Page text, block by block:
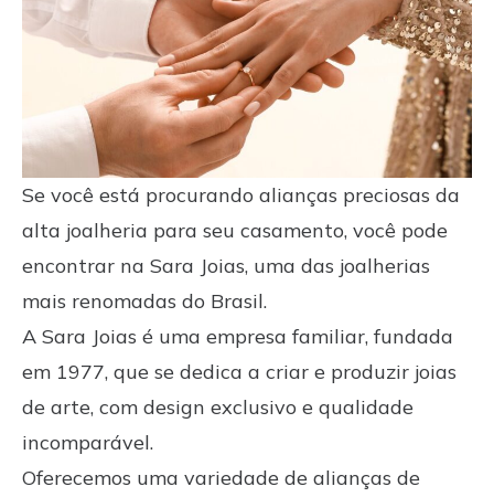
Se você está procurando alianças preciosas da
alta joalheria para seu casamento, você pode
encontrar na Sara Joias, uma das joalherias
mais renomadas do Brasil.
A Sara Joias é uma empresa familiar, fundada
em 1977, que se dedica a criar e produzir joias
de arte, com design exclusivo e qualidade
incomparável.
Oferecemos uma variedade de alianças de